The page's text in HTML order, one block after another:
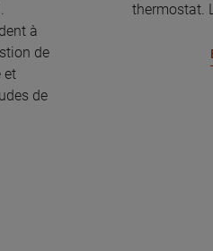
à
de
et
de
thermostat.